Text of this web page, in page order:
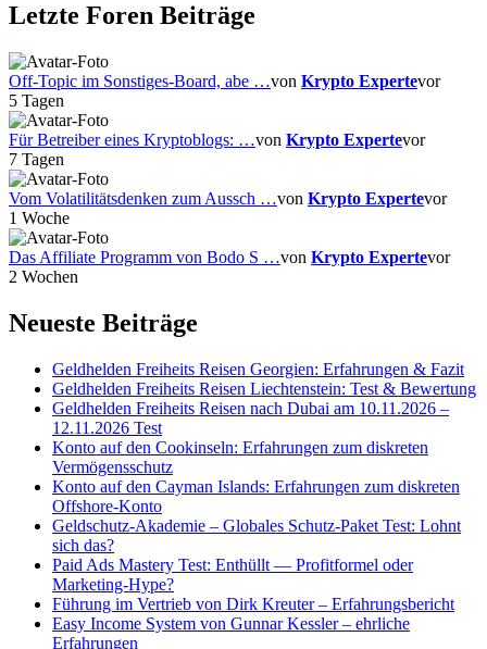
Letzte Foren Beiträge
Off-Topic im Sonstiges-Board, abe …von Krypto Expertevor
5 Tagen
Für Betreiber eines Kryptoblogs: …von Krypto Expertevor
7 Tagen
Vom Volatilitätsdenken zum Aussch …von Krypto Expertevor
1 Woche
Das Affiliate Programm von Bodo S …von Krypto Expertevor
2 Wochen
Neueste Beiträge
Geldhelden Freiheits Reisen Georgien: Erfahrungen & Fazit
Geldhelden Freiheits Reisen Liechtenstein: Test & Bewertung
Geldhelden Freiheits Reisen nach Dubai am 10.11.2026 –
12.11.2026 Test
Konto auf den Cookinseln: Erfahrungen zum diskreten
Vermögensschutz
Konto auf den Cayman Islands: Erfahrungen zum diskreten
Offshore-Konto
Geldschutz-Akademie – Globales Schutz-Paket Test: Lohnt
sich das?
Paid Ads Mastery Test: Enthüllt — Profitformel oder
Marketing-Hype?
Führung im Vertrieb von Dirk Kreuter – Erfahrungsbericht
Easy Income System von Gunnar Kessler – ehrliche
Erfahrungen